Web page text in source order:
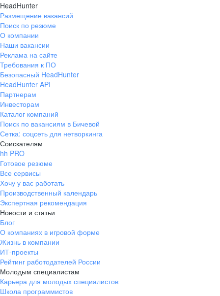
HeadHunter
Размещение вакансий
Поиск по резюме
О компании
Наши вакансии
Реклама на сайте
Требования к ПО
Безопасный HeadHunter
HeadHunter API
Партнерам
Инвесторам
Каталог компаний
Поиск по вакансиям в Бичевой
Сетка: соцсеть для нетворкинга
Соискателям
hh PRO
Готовое резюме
Все сервисы
Хочу у вас работать
Производственный календарь
Экспертная рекомендация
Новости и статьи
Блог
О компаниях в игровой форме
Жизнь в компании
ИТ-проекты
Рейтинг работодателей России
Молодым специалистам
Карьера для молодых специалистов
Школа программистов